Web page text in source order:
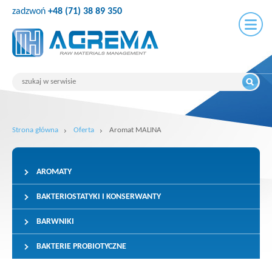
zadzwoń +48 (71) 38 89 350
Strona główna Oferta Aromat MALINA
AROMATY
BAKTERIOSTATYKI I KONSERWANTY
BARWNIKI
BAKTERIE PROBIOTYCZNE